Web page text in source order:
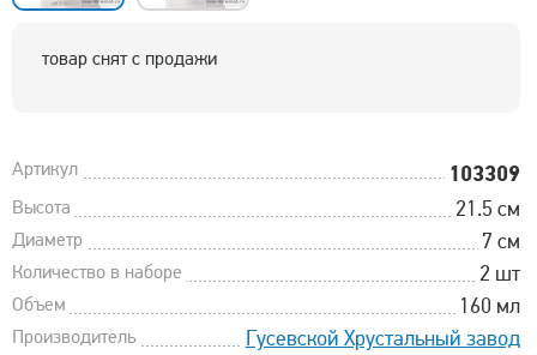
товар снят с продажи
Артикул 103309
Высота 21.5 см
Диаметр 7 см
Количество в наборе 2 шт
Объем 160 мл
Производитель Гусевской Хрустальный завод